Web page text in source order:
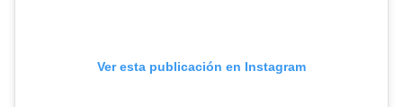
Ver esta publicación en Instagram